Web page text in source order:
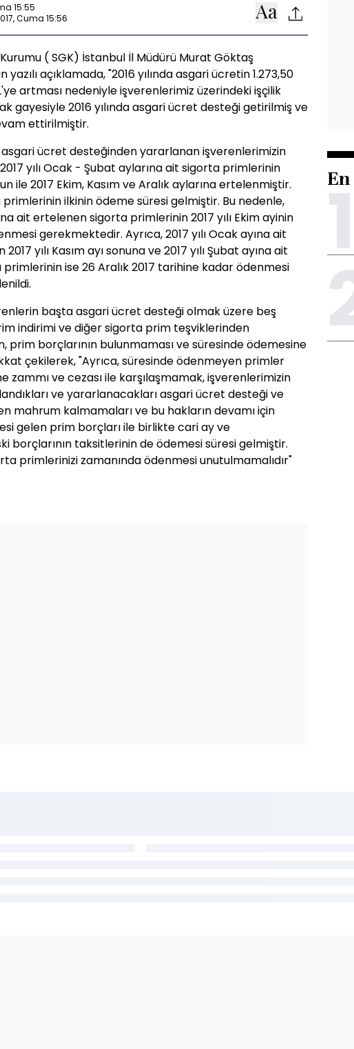
15:55
Cuma 15:56
( SGK) İstanbul İl Müdürü Murat Göktaş
yazılı açıklamada, "2016 yılında asgari ücretin 1.273,50
artması nedeniyle işverenlerimiz üzerindeki işçilik
gayesiyle 2016 yılında asgari ücret desteği getirilmiş ve
ettirilmiştir.
ücret desteğinden yararlanan işverenlerimizin
2017 yılı Ocak - Şubat aylarına ait sigorta primlerinin
ile 2017 Ekim, Kasım ve Aralık aylarına ertelenmiştir.
ilkinin ödeme süresi gelmiştir. Bu nedenle,
ait ertelenen sigorta primlerinin 2017 yılı Ekim ayinin
gerekmektedir. Ayrıca, 2017 yılı Ocak ayına ait
yılı Kasım ayı sonuna ve 2017 yılı Şubat ayına ait
ise 26 Aralık 2017 tarihine kadar ödenmesi
başta asgari ücret desteği olmak üzere beş
indirimi ve diğer sigorta prim teşviklerinden
prim borçlarının bulunmaması ve süresinde ödemesine
çekilerek, "Ayrıca, süresinde ödenmeyen primler
zammı ve cezası ile karşılaşmamak, işverenlerimizin
ve yararlanacakları asgari ücret desteği ve
mahrum kalmamaları ve bu hakların devamı için
gelen prim borçları ile birlikte cari ay ve
borçlarının taksitlerinin de ödemesi süresi gelmiştir.
primlerinizi zamanında ödenmesi unutulmamalıdır"